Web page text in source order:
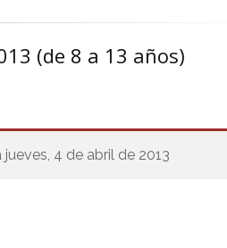
(de 8 a 13 años)
4 de abril de 2013